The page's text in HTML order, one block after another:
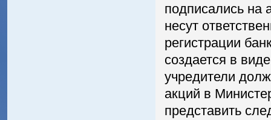
подписались на
несут
регистрации
создается в
учредители
акций в
представить